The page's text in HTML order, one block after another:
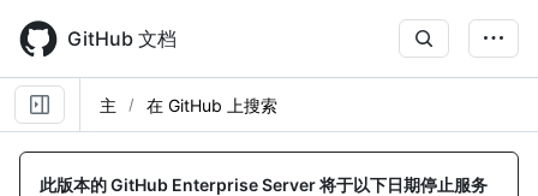
main
content
GitHub 文档
主 在 GitHub 上搜索
此版本的 GitHub Enterprise Server 将于以下日期停止服务